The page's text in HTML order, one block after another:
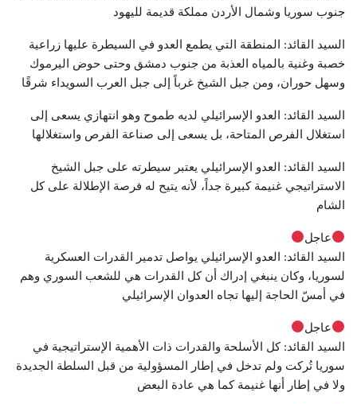
جنوب سوريا وشمال الأردن مملكة قديمة لليهود
السيد القائد: المنطقة التي يطمع العدو في السيطرة عليها زراعية
خصبة وغنية بالمياه العذبة من جنوب دمشق وحتى حوض اليرموك
وسهل حوران، ومن جبل الشيخ غرباً إلى جبل العرب السويداء شرقًا
السيد القائد: العدو الإسرائيلي لديه طموح وهو انتهازي يسعى إلى
استغلال الفرص المتاحة، بل يسعى إلى صناعة الفرص واستغلالها
السيد القائد: العدو الإسرائيلي يعتبر سيطرته على جبل الشيخ
الاستراتيجي غنيمة كبيرة جداً، لأنه يتيح له فرصة الإطلالة على كل
الشام
عاجل
السيد القائد: العدو الإسرائيلي يواصل تدمير القدرات العسكرية
لسوريا، وكان ينبغي إدراك أن كل القدرات هي للشعب السوري وهم
في أمسّ الحاجة إليها تجاه العدوان الإسرائيلي
عاجل
السيد القائد: كل الأسلحة والقدرات ذات الأهمية الإستراتيجية في
سوريا تُركت ولم تدخل في إطار المسؤولية من قبل السلطة الجديدة
ولا في إطار أنها غنيمة كما هي عادة البعض